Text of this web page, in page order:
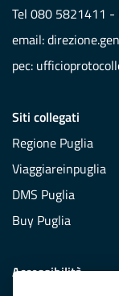
Tel 080 5821411
email:
pec:
Siti collegati
Regione Puglia
Viaggiareinpuglia
DMS Puglia
Buy Puglia
Accessibilità